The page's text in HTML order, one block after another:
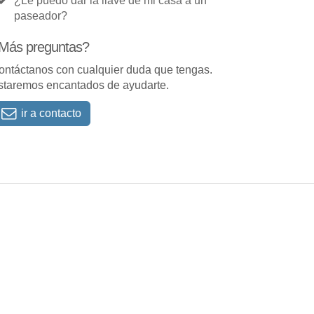
paseador?
preguntas?
con cualquier duda que tengas.
encantados de ayudarte.
ir a contacto